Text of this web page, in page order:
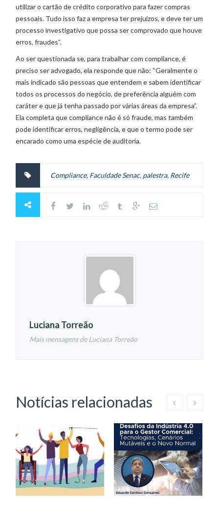
utilizar o cartão de crédito corporativo para fazer compras
pessoais. Tudo isso faz a empresa ter prejuízos, e deve ter um
processo investigativo que possa ser comprovado que houve
erros, fraudes”.
Ao ser questionada se, para trabalhar com compliance, é
preciso ser advogado, ela responde que não: “Geralmente o
mais indicado são pessoas que entendem e sabem identificar
todos os processos do negócio, de preferência alguém com
caráter e que já tenha passado por várias áreas da empresa”.
Ela completa que compliance não é só fraude, mas também
pode identificar erros, negligência, e que o termo pode ser
encarado como uma espécie de auditoria.
Compliance, Faculdade Senac, palestra, Recife
Luciana Torreão
Mais mensagens de Luciana Torreão
Notícias relacionadas